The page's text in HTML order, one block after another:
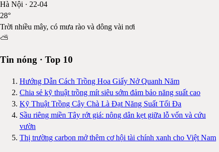
Hà Nội · 22-04
28°
Trời nhiều mây, có mưa rào và dông vài nơi
⛅
Tin nóng · Top 10
Hướng Dẫn Cách Trồng Hoa Giấy Nở Quanh Năm
Chia sẻ kỹ thuật trồng mít siêu sớm đảm bảo năng suất cao
Kỹ Thuật Trồng Cây Chà Là Đạt Năng Suất Tối Đa
Sầu riêng miền Tây rớt giá: nông dân kẹt giữa lỗ vốn và cứu
vườn
Thị trường carbon mở thêm cơ hội tài chính xanh cho Việt Nam